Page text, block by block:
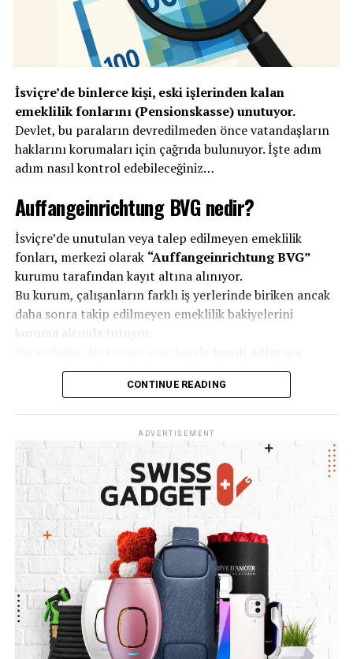
Bern Kantonu Mahkemesi’nin önümüzdeki haftalarda
başlayacak davada, savcılığın sanık hakkında uzun süreli
hapis cezası talep etmesi bekleniyor. Zanlı şu anda
Savcılık yetkilileri, mağdur ailelere psikolojik ve hukuki
destek sağlandığını belirtti. Mahkeme süreci devam ettiği
için sanığın kimliği gizli tutuluyor vemasumiyet
karinesigeçerliliğini koruyor.
İsviçre’de binlerce kişi, eski işlerinden kalan
emeklilik fonlarını (Pensionskasse) unutuyor.
Devlet, bu paraların devredilmeden önce vatandaşların
haklarını korumaları için çağrıda bulunuyor. İşte adım
adım nasıl kontrol edebileceğiniz…
Auffangeinrichtung BVG nedir?
İsviçre’de unutulan veya talep edilmeyen emeklilik
fonları, merkezi olarak “Auffangeinrichtung BVG”
kurumu tarafından kayıt altına alınıyor.
Bu kurum, çalışanların farklı iş yerlerinde biriken ancak
daha sonra takip edilmeyen emeklilik bakiyelerini
koruma altında tutuyor.
kayıtlı unutulmuş fonlarınolup olmadığını kolayca
Nasıl Sorgulama Yapılır?
Unutulan fonlarınızı bulmak için tek yapmanız gereken,
kurumun resmi internet sitesine girmek:
www.auffangeinrichtung.ch
Burada kısa bir başvuru formu doldurmanız gerekiyor.
Formda şu bilgileri paylaşmanız isteniyor:
Adınız ve soyadınız
Doğum tarihiniz
Eski işveren(ler)inizin adı veya bilgileri
CONTINUE READING
ADVERTISEMENT